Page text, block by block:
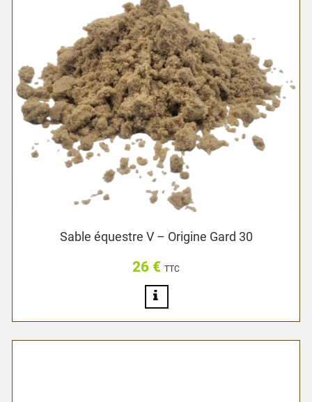
Sable équestre V – Origine Gard 30
Prix
26 € TTC